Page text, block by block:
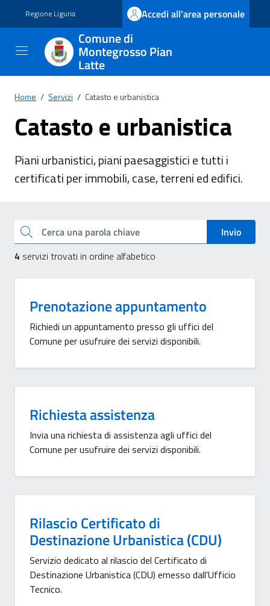
Regione Liguria Accedi all'area personale
Comune di
Montegrosso Pian
Latte
Home / Servizi / Catasto e urbanistica
Catasto e urbanistica
Piani urbanistici, piani paesaggistici e tutti i
certificati per immobili, case, terreni ed edifici.
Cerca una parola chiave
Invio
4 servizi trovati in ordine alfabetico
Prenotazione appuntamento
Richiedi un appuntamento presso gli uffici del
Comune per usufruire dei servizi disponibili.
Richiesta assistenza
Invia una richiesta di assistenza agli uffici del
Comune per usufruire dei servizi disponibili.
Rilascio Certificato di
Destinazione Urbanistica (CDU)
Servizio dedicato al rilascio del Certificato di
Destinazione Urbanistica (CDU) emesso dall'Ufficio
Tecnico.